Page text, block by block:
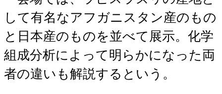
して有名なアフガニスタン産のもの
と日本産のものを並べて展示。化学
組成分析によって明らかになった両
者の違いも解説するという。